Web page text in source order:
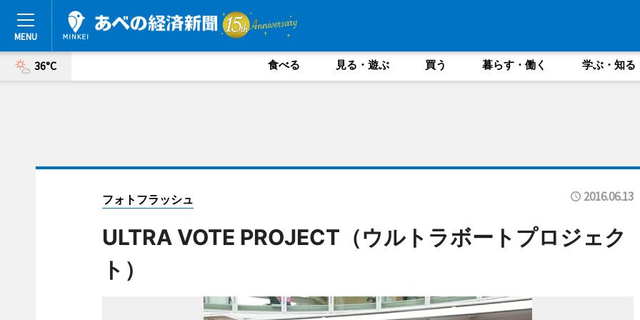
36°C 食べる 見る・遊ぶ 買う 暮らす・働く 学ぶ・知る
フォトフラッシュ 2016.06.13
ULTRA VOTE PROJECT（ウルトラボートプロジェク
ト）